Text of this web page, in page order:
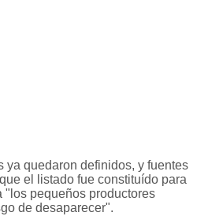
ya quedaron definidos, y fuentes
el listado fue constituído para
"los pequeños productores
de desaparecer".